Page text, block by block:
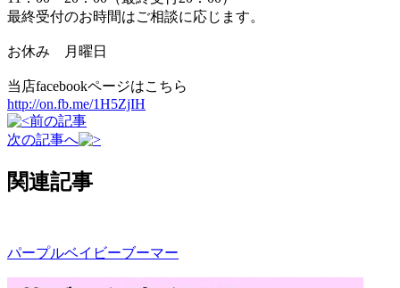
最終受付のお時間はご相談に応じます。
お休み 月曜日
当店facebookページはこちら
http://on.fb.me/1H5ZjIH
前の記事
次の記事へ
関連記事
パープルベイビーブーマー